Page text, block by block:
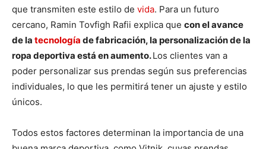
que transmiten este estilo de vida. Para un futuro
cercano, Ramin Tovfigh Rafii explica que con el avance
de la tecnología de fabricación, la personalización de la
ropa deportiva está en aumento.Los clientes van a
poder personalizar sus prendas según sus preferencias
individuales, lo que les permitirá tener un ajuste y estilo
únicos.
Todos estos factores determinan la importancia de una